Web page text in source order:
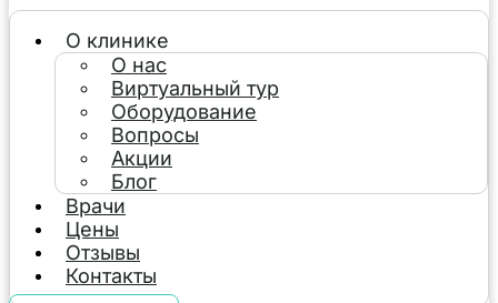
О клинике
О нас
Виртуальный тур
Оборудование
Вопросы
Акции
Блог
Врачи
Цены
Отзывы
Контакты